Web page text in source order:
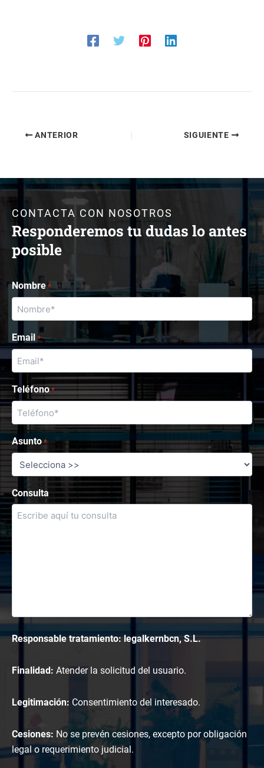
ANTERIOR SIGUIENTE
CONTACTA CON NOSOTROS
Responderemos tu dudas lo antes
posible
Nombre *
Email *
Teléfono *
Asunto *
Consulta
Responsable tratamiento: legalkernbcn, S.L.
Finalidad: Atender la solicitud del usuario.
Legitimación: Consentimiento del interesado.
Cesiones: No se prevén cesiones, excepto por obligación
legal o requerimiento judicial.